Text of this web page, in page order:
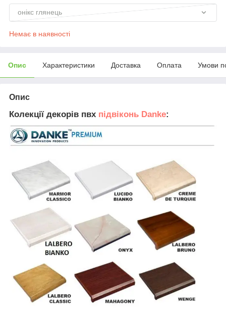
онікс глянець
Немає в наявності
Опис Характеристики Доставка Оплата Умови
Опис
Колекції декорів пвх підвіконь Danke: